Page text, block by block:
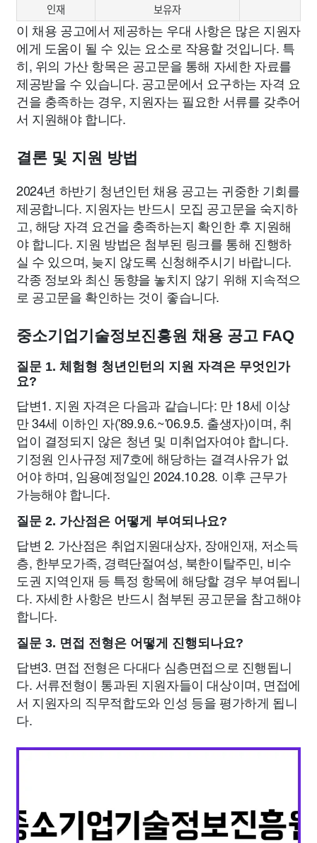
인재
보유자
이 채용 공고에서 제공하는 우대 사항은 많은 지원자
에게 도움이 될 수 있는 요소로 작용할 것입니다. 특
히, 위의 가산 항목은 공고문을 통해 자세한 자료를
제공받을 수 있습니다. 공고문에서 요구하는 자격 요
건을 충족하는 경우, 지원자는 필요한 서류를 갖추어
서 지원해야 합니다.
결론 및 지원 방법
2024년 하반기 청년인턴 채용 공고는 귀중한 기회를
제공합니다. 지원자는 반드시 모집 공고문을 숙지하
고, 해당 자격 요건을 충족하는지 확인한 후 지원해
야 합니다. 지원 방법은 첨부된 링크를 통해 진행하
실 수 있으며, 늦지 않도록 신청해주시기 바랍니다.
각종 정보와 최신 동향을 놓치지 않기 위해 지속적으
로 공고문을 확인하는 것이 좋습니다.
중소기업기술정보진흥원 채용 공고 FAQ
질문 1. 체험형 청년인턴의 지원 자격은 무엇인가
요?
답변1. 지원 자격은 다음과 같습니다: 만 18세 이상
만 34세 이하인 자('89.9.6.~'06.9.5. 출생자)이며, 취
업이 결정되지 않은 청년 및 미취업자여야 합니다.
기정원 인사규정 제7호에 해당하는 결격사유가 없
어야 하며, 임용예정일인 2024.10.28. 이후 근무가
가능해야 합니다.
질문 2. 가산점은 어떻게 부여되나요?
답변 2. 가산점은 취업지원대상자, 장애인재, 저소득
층, 한부모가족, 경력단절여성, 북한이탈주민, 비수
도권 지역인재 등 특정 항목에 해당할 경우 부여됩니
다. 자세한 사항은 반드시 첨부된 공고문을 참고해야
합니다.
질문 3. 면접 전형은 어떻게 진행되나요?
답변3. 면접 전형은 다대다 심층면접으로 진행됩니
다. 서류전형이 통과된 지원자들이 대상이며, 면접에
서 지원자의 직무적합도와 인성 등을 평가하게 됩니
다.